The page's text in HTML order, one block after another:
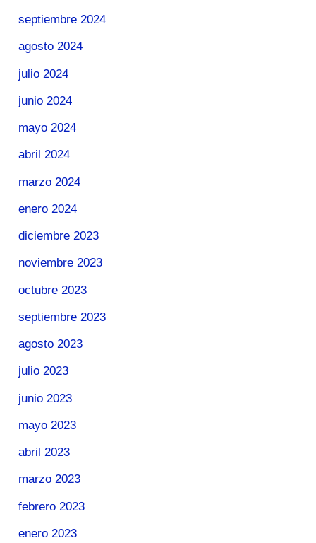
septiembre 2024
agosto 2024
julio 2024
junio 2024
mayo 2024
abril 2024
marzo 2024
enero 2024
diciembre 2023
noviembre 2023
octubre 2023
septiembre 2023
agosto 2023
julio 2023
junio 2023
mayo 2023
abril 2023
marzo 2023
febrero 2023
enero 2023